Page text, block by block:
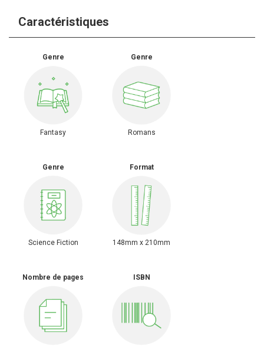
Caractéristiques
Genre
Fantasy
Genre
Romans
Genre
Science Fiction
Format
148mm x 210mm
Nombre de pages ISBN